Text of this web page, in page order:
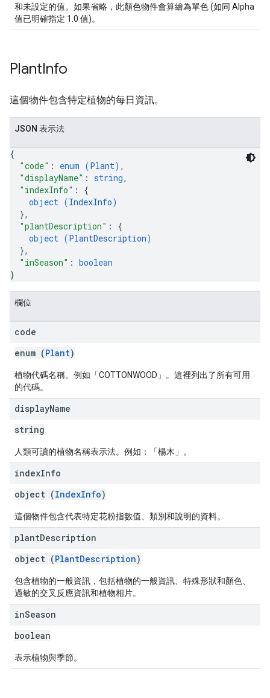
和未設定的值。如果省略，此顏色物件會算繪為單色 (如同 Alpha
值已明確指定 1.0 值)。
PlantInfo
這個物件包含特定植物的每日資訊。
JSON 表示法
{
"code" : enum (Plant) ,
"displayName" : string,
"indexInfo" : {
object (IndexInfo)
},
"plantDescription" : {
object (PlantDescription)
},
"inSeason" : boolean
}
欄位
code
enum (Plant)
植物代碼名稱。例如「COTTONWOOD」。這裡列出了所有可用
的代碼。
displayName
string
人類可讀的植物名稱表示法。例如：「楊木」。
indexInfo
object (IndexInfo)
這個物件包含代表特定花粉指數值、類別和說明的資料。
plantDescription
object (PlantDescription)
包含植物的一般資訊，包括植物的一般資訊、特殊形狀和顏色、
過敏的交叉反應資訊和植物相片。
inSeason
boolean
表示植物與季節。